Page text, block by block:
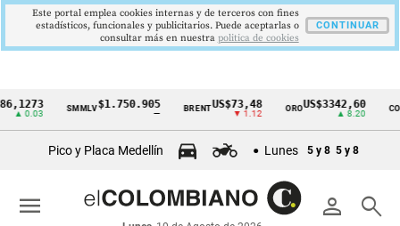
Cintillo
económicos
Colombia
SMMLV$1.750.905 BRENT US$73,48
▼ 1.12
ORO US$3342,60 COLCAP
Pico y Placa Medellín Lunes 5 y 8 5 y 8
person search
menu
Este portal emplea cookies internas y de terceros con fines
estadísticos, funcionales y publicitarios. Puede aceptarlas o
consultar más en nuestra politica de cookies
CONTINUAR